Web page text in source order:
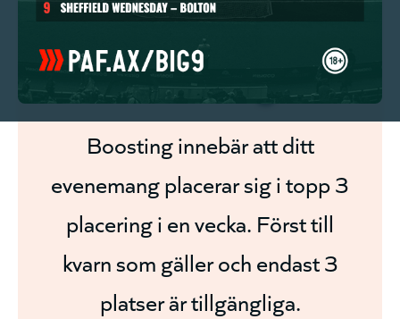
Boosta ditt
evenemang!
Boosting innebär att ditt
evenemang placerar sig i topp 3
placering i en vecka. Först till
kvarn som gäller och endast 3
platser är tillgängliga.